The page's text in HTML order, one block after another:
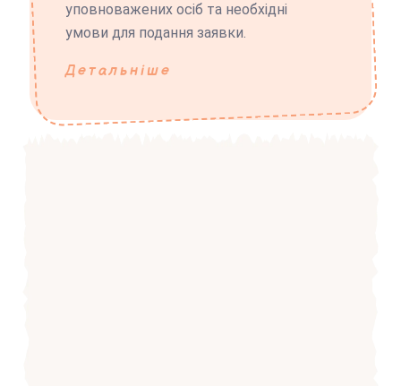
уповноважених осіб та необхідні
умови для подання заявки.
Детальніше